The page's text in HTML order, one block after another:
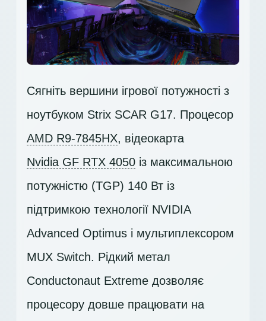
Сягніть вершини ігрової потужності з
ноутбуком Strix SCAR G17. Процесор
AMD R9-7845HX, відеокарта
Nvidia GF RTX 4050 із максимальною
потужністю (TGP) 140 Вт із
підтримкою технології NVIDIA
Advanced Optimus і мультиплексором
MUX Switch. Рідкий метал
Conductonaut Extreme дозволяє
процесору довше працювати на